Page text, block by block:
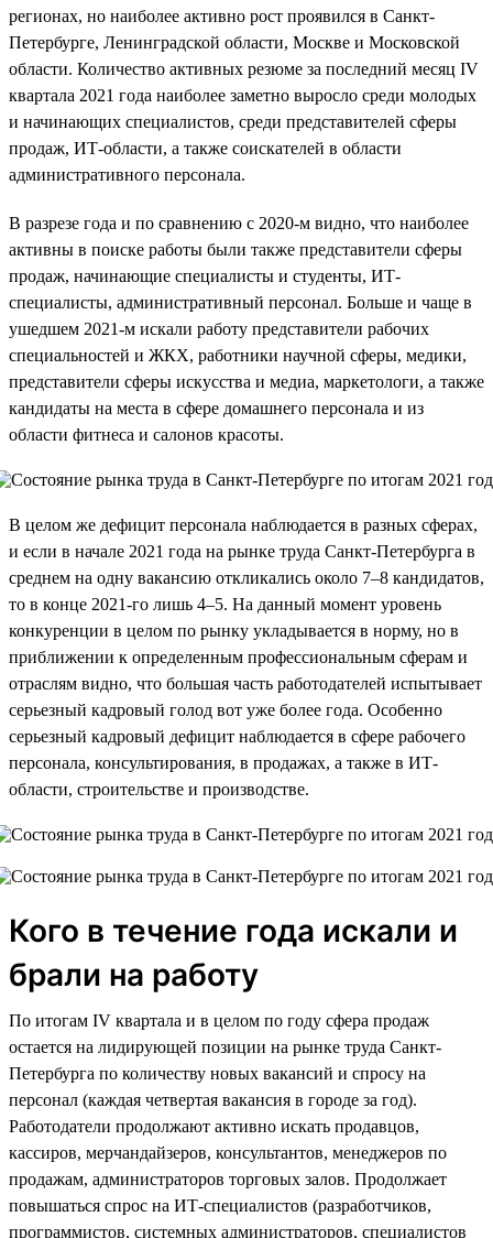
регионах, но наиболее активно рост проявился в Санкт-
Петербурге, Ленинградской области, Москве и Московской
области. Количество активных резюме за последний месяц IV
квартала 2021 года наиболее заметно выросло среди молодых
и начинающих специалистов, среди представителей сферы
продаж, ИТ-области, а также соискателей в области
административного персонала.
В разрезе года и по сравнению с 2020-м видно, что наиболее
активны в поиске работы были также представители сферы
продаж, начинающие специалисты и студенты, ИТ-
специалисты, административный персонал. Больше и чаще в
ушедшем 2021-м искали работу представители рабочих
специальностей и ЖКХ, работники научной сферы, медики,
представители сферы искусства и медиа, маркетологи, а также
кандидаты на места в сфере домашнего персонала и из
области фитнеса и салонов красоты.
В целом же дефицит персонала наблюдается в разных сферах,
и если в начале 2021 года на рынке труда Санкт-Петербурга в
среднем на одну вакансию откликались около 7–8 кандидатов,
то в конце 2021-го лишь 4–5. На данный момент уровень
конкуренции в целом по рынку укладывается в норму, но в
приближении к определенным профессиональным сферам и
отраслям видно, что большая часть работодателей испытывает
серьезный кадровый голод вот уже более года. Особенно
серьезный кадровый дефицит наблюдается в сфере рабочего
персонала, консультирования, в продажах, а также в ИТ-
области, строительстве и производстве.
Кого в течение года искали и
брали на работу
По итогам IV квартала и в целом по году сфера продаж
остается на лидирующей позиции на рынке труда Санкт-
Петербурга по количеству новых вакансий и спросу на
персонал (каждая четвертая вакансия в городе за год).
Работодатели продолжают активно искать продавцов,
кассиров, мерчандайзеров, консультантов, менеджеров по
продажам, администраторов торговых залов. Продолжает
повышаться спрос на ИТ-специалистов (разработчиков,
программистов, системных администраторов, специалистов